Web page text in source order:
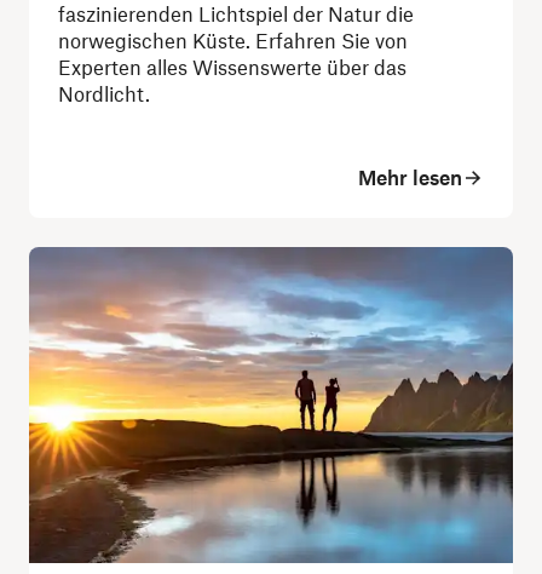
faszinierenden Lichtspiel der Natur die
norwegischen Küste. Erfahren Sie von
Experten alles Wissenswerte über das
Nordlicht.
Mehr lesen